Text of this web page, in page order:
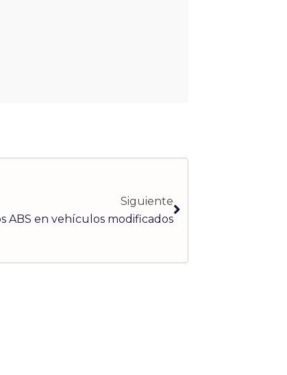
Siguiente
ABS en vehículos modificados